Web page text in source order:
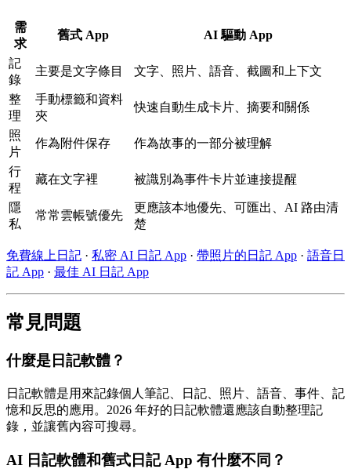
需
求
舊式 App AI 驅動 App
記
錄
主要是文字條目 文字、照片、語音、截圖和上下文
整
理
手動標籤和資料
夾
快速自動生成卡片、摘要和關係
照
片
作為附件保存 作為故事的一部分被理解
行
程
藏在文字裡 被識別為事件卡片並連接提醒
隱
私
常常雲帳號優先
更應該本地優先、可匯出、AI 路由清
楚
免費線上日記 · 私密 AI 日記 App · 帶照片的日記 App · 語音日
記 App · 最佳 AI 日記 App
常見問題
什麼是日記軟體？
日記軟體是用來記錄個人筆記、日記、照片、語音、事件、記
憶和反思的應用。2026 年好的日記軟體還應該自動整理記
錄，並讓舊內容可搜尋。
AI 日記軟體和舊式日記 App 有什麼不同？